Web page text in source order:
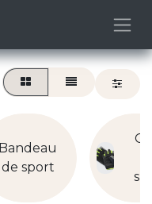
Bandeau
de sport